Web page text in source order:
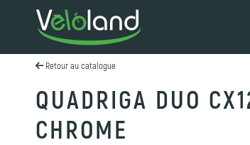
Retour au catalogue
QUADRIGA DUO
CHROME